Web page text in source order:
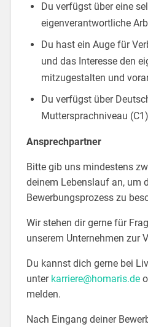
Du verfügst über eine
eigenverantwortliche
Du hast ein Auge für
und das Interesse den
mitzugestalten und
Du verfügst über
Muttersprachniveau (C1)
Ansprechpartner
Bitte gib uns mindestens
deinem Lebenslauf an, um
Bewerbungsprozess zu
Wir stehen dir gerne für
unserem Unternehmen zur
Du kannst dich gerne bei Liv
unter karriere@homaris.de
melden.
Nach Eingang deiner